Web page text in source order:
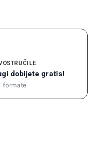
dobijete gratis!
formate